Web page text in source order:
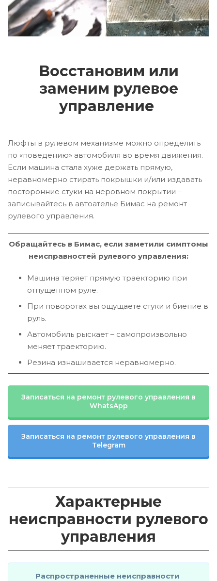
Восстановим или
заменим рулевое
управление
Люфты в рулевом механизме можно определить
по «поведению» автомобиля во время движения.
Если машина стала хуже держать прямую,
неравномерно стирать покрышки и/или издавать
посторонние стуки на неровном покрытии –
записывайтесь в автоателье Бимас на ремонт
рулевого управления.
Обращайтесь в Бимас, если заметили симптомы
неисправностей рулевого управления:
Машина теряет прямую траекторию при
отпущенном руле.
При поворотах вы ощущаете стуки и биение в
руль.
Автомобиль рыскает – самопроизвольно
меняет траекторию.
Резина изнашивается неравномерно.
Записаться на ремонт рулевого управления в
WhatsApp
Записаться на ремонт рулевого управления в
Telegram
Характерные
неисправности рулевого
управления
Распространенные неисправности